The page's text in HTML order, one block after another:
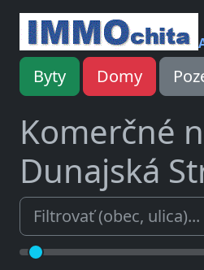
Byty Domy
Komerčné
Dunajská